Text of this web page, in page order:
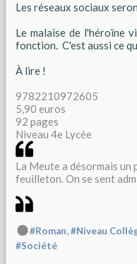
Les réseaux sociaux
Le malaise de l'héroïne
fonction. C'est aussi ce
À lire !
9782210972605
5,90 euros
92 pages
Niveau 4e Lycée
La Meute a désormais un
feuilleton. On se sent
#Roman,#Niveau
#Société